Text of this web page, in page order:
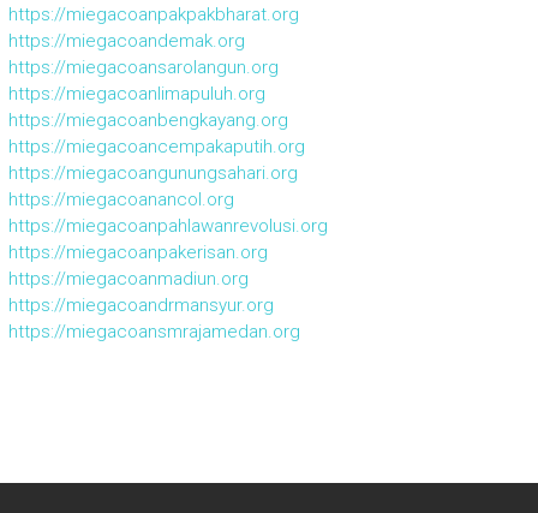
https://miegacoanpakpakbharat.org
https://miegacoandemak.org
https://miegacoansarolangun.org
https://miegacoanlimapuluh.org
https://miegacoanbengkayang.org
https://miegacoancempakaputih.org
https://miegacoangunungsahari.org
https://miegacoanancol.org
https://miegacoanpahlawanrevolusi.org
https://miegacoanpakerisan.org
https://miegacoanmadiun.org
https://miegacoandrmansyur.org
https://miegacoansmrajamedan.org